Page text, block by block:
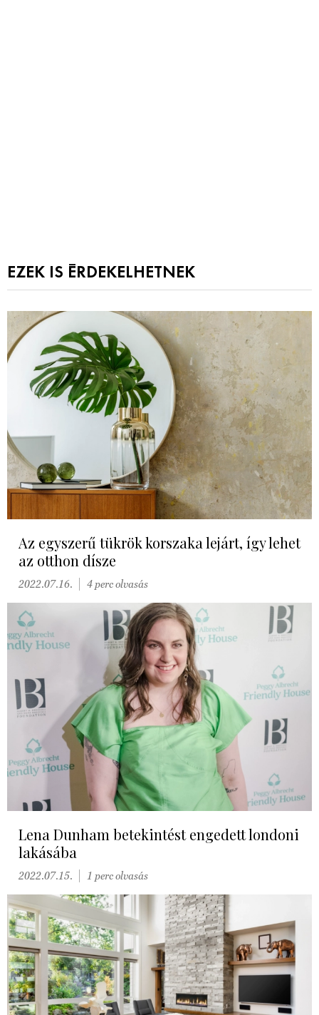
EZEK IS ÉRDEKELHETNEK
Az egyszerű tükrök korszaka lejárt, így lehet
az otthon dísze
2022.07.16. 4 perc olvasás
Lena Dunham betekintést engedett londoni
lakásába
2022.07.15. 1 perc olvasás